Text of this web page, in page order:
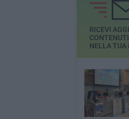
RICEVI
NELLA TUA